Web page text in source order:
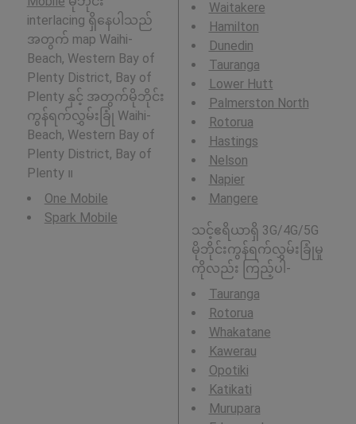
interlacing ရှိနေပါသည်
အတွက် map Waihi-
Beach, Western Bay of
Plenty District, Bay of
Plenty နှင့် အတွက်မိုဘိုင်း
ကွန်ရက်လွှမ်းခြုံ Waihi-
Beach, Western Bay of
Plenty District, Bay of
Plenty ။
One Mobile
Spark Mobile
Waitakere
Hamilton
Dunedin
Tauranga
Lower Hutt
Palmerston North
Rotorua
Hastings
Nelson
Napier
Mangere
သင့်ဧရိယာရှိ 3G/4G/5G
မိုဘိုင်းကွန်ရက်လွှမ်းခြုံမှု
ကိုလည်း ကြည့်ပါ-
Tauranga
Rotorua
Whakatane
Kawerau
Opotiki
Katikati
Murupara